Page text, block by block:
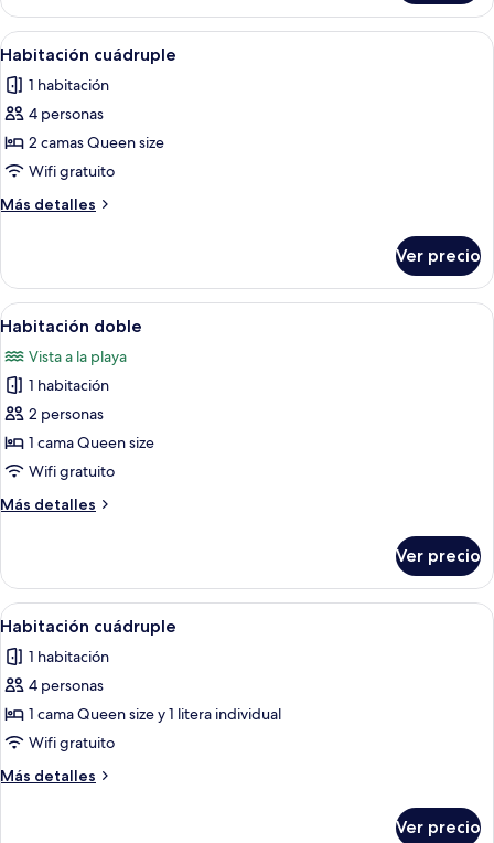
cuádruple
Abrir
todas
las
fotos
de
Habitación
cuádruple
Habitación de hotel con dos camas,
9
Habitación cuádruple
1 habitación
4 personas
2 camas Queen size
Wifi gratuito
Más detalles
Más
cuádruple
Ver precio
Abrir
todas
las
fotos
de
Habitación
doble
Un dormitorio con cama, mesita de
1
Habitación doble
Vista a la playa
1 habitación
2 personas
1 cama Queen size
Wifi gratuito
Más detalles
Más
doble
Ver precio
Abrir
todas
las
fotos
de
Habitación
cuádruple
Un dormitorio con una cama litera,
9
Habitación cuádruple
1 habitación
4 personas
1 cama Queen size y 1 litera individual
Wifi gratuito
Más detalles
Más
Ver precio